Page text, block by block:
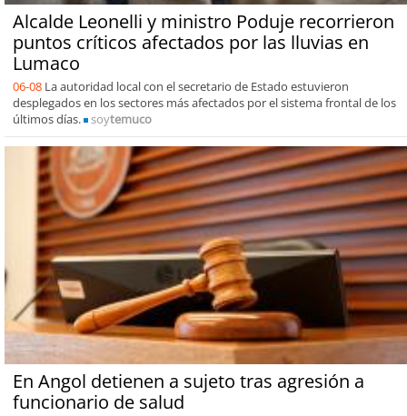
Alcalde Leonelli y ministro Poduje recorrieron
puntos críticos afectados por las lluvias en
Lumaco
06-08 La autoridad local con el secretario de Estado estuvieron
desplegados en los sectores más afectados por el sistema frontal de los
últimos días.
soytemuco
En Angol detienen a sujeto tras agresión a
funcionario de salud